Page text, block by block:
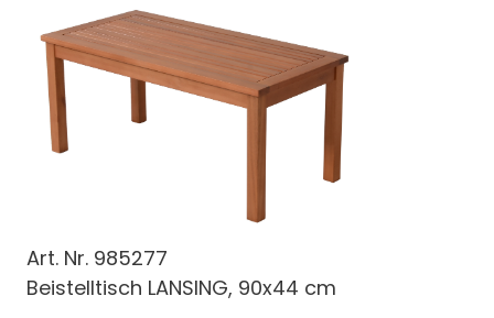
Art. Nr. 985277
Beistelltisch LANSING, 90x44 cm